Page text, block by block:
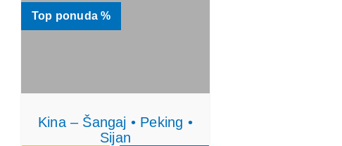
Kina – Šangaj • Peking •
Sijan
Top ponuda %